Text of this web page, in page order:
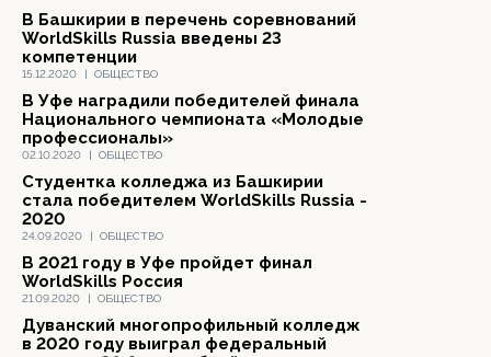
15.12.2020 | ОБЩЕСТВО
В Башкирии в перечень соревнований
WorldSkills Russiа введены 23
компетенции
02.10.2020 | ОБЩЕСТВО
В Уфе наградили победителей финала
Национального чемпионата «Молодые
профессионалы»
24.09.2020 | ОБЩЕСТВО
Студентка колледжа из Башкирии
стала победителем WorldSkills Russia -
2020
21.09.2020 | ОБЩЕСТВО
В 2021 году в Уфе пройдет финал
WorldSkills Россия
Дуванский многопрофильный колледж
в 2020 году выиграл федеральный